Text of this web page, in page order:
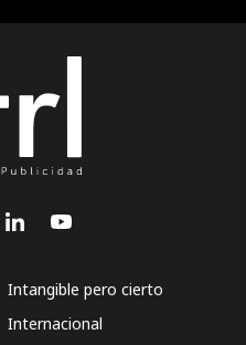
Intangible pero cierto
Internacional